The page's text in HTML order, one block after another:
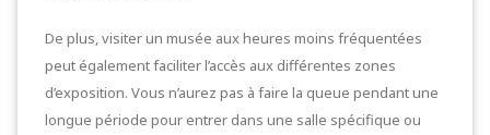
De plus, visiter un musée aux heures moins fréquentées
peut également faciliter l’accès aux différentes zones
d’exposition. Vous n’aurez pas à faire la queue pendant une
longue période pour entrer dans une salle spécifique ou